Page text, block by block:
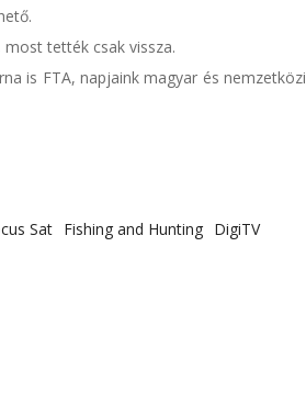
tették csak vissza.
is FTA, napjaink magyar és nemzetközi
Sat Fishing and Hunting DigiTV